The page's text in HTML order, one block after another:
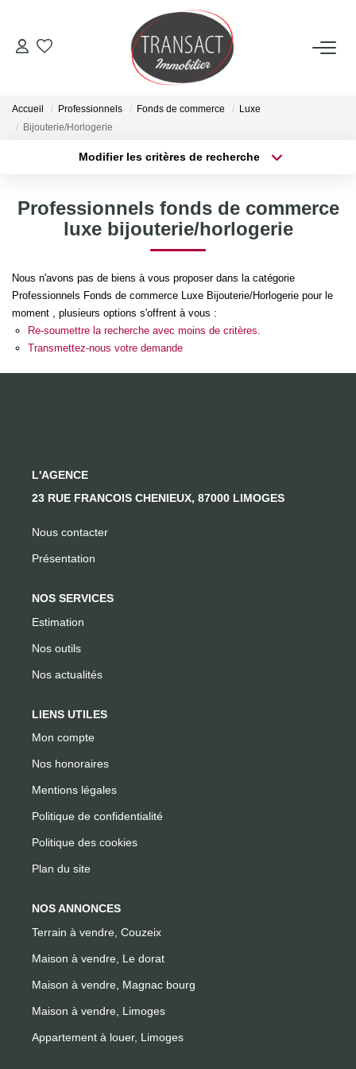
ACCUEIL
ESTIMER
NOTRE AGENCE
Qui Sommes-Nous
Nos Actualités
Accueil Professionnels Fonds de commerce
Luxe
Bijouterie/Horlogerie
Modifier les critères de recherche
Sélectionnez...
Type de bien
Surface min
Créer une alerte
Professionnels fonds de commerce
luxe bijouterie/horlogerie
Nous n'avons pas de biens à vous proposer dans la catégorie
Professionnels Fonds de commerce Luxe Bijouterie/Horlogerie pour le
moment , plusieurs options s'offrent à vous :
Re-soumettre la recherche avec moins de critères.
Transmettez-nous votre demande
L'AGENCE
23 RUE FRANCOIS CHENIEUX, 87000 LIMOGES
Nous contacter
Présentation
NOS SERVICES
Estimation
Nos outils
Nos actualités
LIENS UTILES
Mon compte
Nos honoraires
Mentions légales
Politique de confidentialité
Politique des cookies
Plan du site
NOS ANNONCES
Terrain à vendre, Couzeix
Maison à vendre, Le dorat
Maison à vendre, Magnac bourg
Maison à vendre, Limoges
Appartement à louer, Limoges